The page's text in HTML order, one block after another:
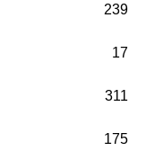
239
17
311
175